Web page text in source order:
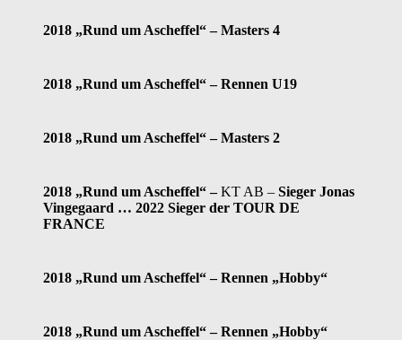
2018 „Rund um Ascheffel“ – Masters 4
2018 „Rund um Ascheffel“ – Rennen U19
2018 „Rund um Ascheffel“ – Masters 2
2018 „Rund um Ascheffel“ –KT AB – Sieger Jonas
Vingegaard … 2022 Sieger der TOUR DE
FRANCE
2018 „Rund um Ascheffel“ – Rennen „Hobby“
2018 „Rund um Ascheffel“ – Rennen „Hobby“